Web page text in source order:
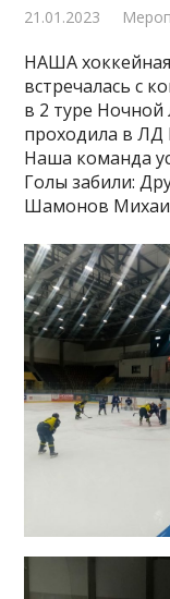
21.01.2023
НАША
встречалась с
в 2 туре
проходила в ЛД
Наша команда
Голы забили:
Шамонов